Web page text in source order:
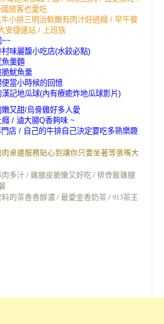
旅客也愛吃
小排三明治軟嫩有肉汁好過癮 / 早午餐
安捷運站 / 上班族
~~
味麗馥小吃店(水餃必點)
魚羹麵
魷魚羹
當小時候的回憶
記地瓜球(內有療癒炸地瓜球影片)
又甜/烏骨雞好多人愛
/ 滷大腸Q香夠味 ~
店 / 自己的牛排自己決定要吃多熟樂趣
桌邊服務貼心到讓你只要坐著等張嘴大
多汁 / 雞腿皮脆嫩又好吃 / 排骨飯雞腿
的茶香香醇濃 / 最愛金香奶茶 / 913茶王